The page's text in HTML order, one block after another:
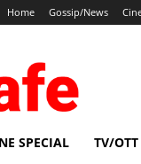
Home Gossip/News
SPECIAL TV/OTT